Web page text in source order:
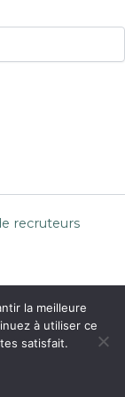
recruteurs
la meilleure
à utiliser ce
satisfait.